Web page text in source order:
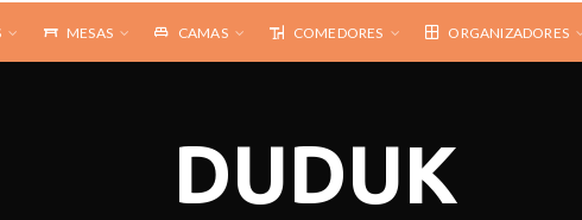
MESAS CAMAS COMEDORES ORGANIZADORES
DUDUK